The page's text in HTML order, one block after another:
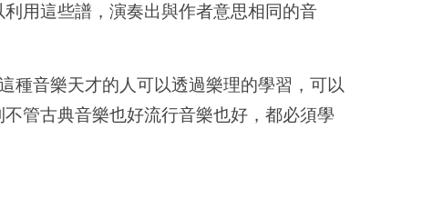
用這些譜，演奏出與作者意思相同的音
種音樂天才的人可以透過樂理的學習，可以
管古典音樂也好流行音樂也好，都必須學